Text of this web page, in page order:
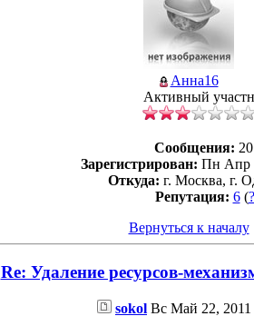
Анна16
Активный
Сообщения:
Зарегистрирован: Пн Апр
Откуда: г. Москва, г.
Репутация: 6(?
Вернуться к началу
Re: Удаление ресурсов-
sokol Вс Май 22, 2011